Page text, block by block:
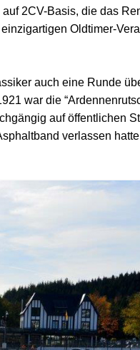
2CV-Basis, die das
Oldtimer-
auch eine Runde
war die
auf öffentlichen
verlassen